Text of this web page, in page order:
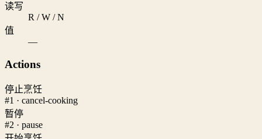
读写
R / W / N
值
—
Actions
停止烹饪
#1 · cancel-cooking
暂停
#2 · pause